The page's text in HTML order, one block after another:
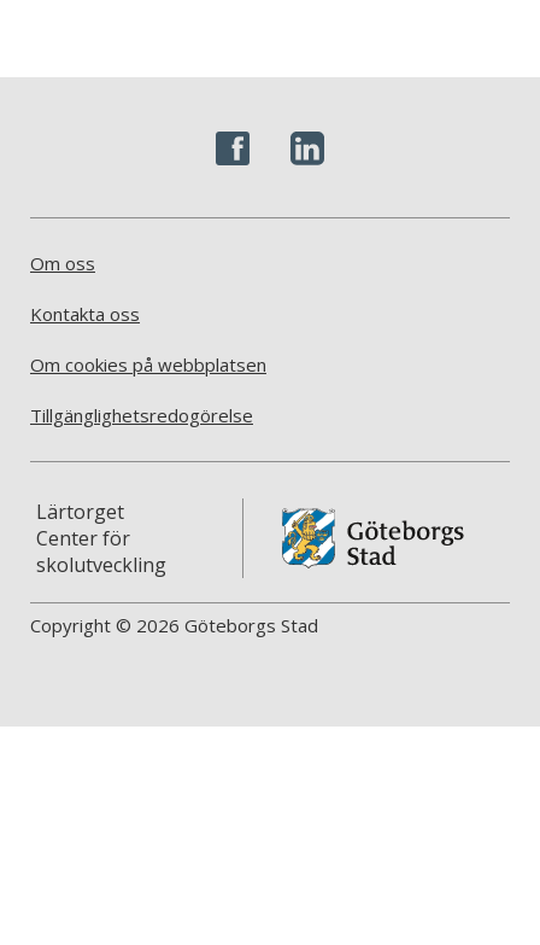
Om oss
Kontakta oss
Om cookies på webbplatsen
Tillgänglighetsredogörelse
Lärtorget
Center för
skolutveckling
Copyright © 2026 Göteborgs Stad